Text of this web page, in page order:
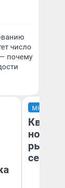
число
почему
МНЕНИЕ
но
рынок